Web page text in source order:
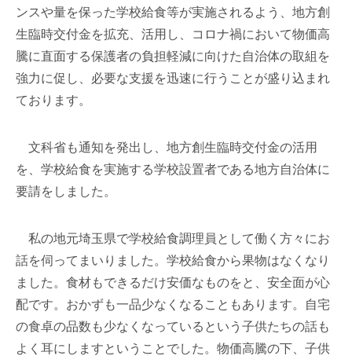
ンスや量を保った学校給食等が実施されるよう、地方創
生臨時交付金を拡充、活用し、コロナ禍において物価高
騰に直面する保護者の負担軽減に向けた自治体の取組を
強力に促し、必要な支援を迅速に行うことが盛り込まれ
ております。
文科省も通知を発出し、地方創生臨時交付金の活用
を、学校給食を実施する学校設置者である地方自治体に
要請をしました。
私の地元埼玉県で学校給食調理員として働く方々にお
話を伺ってまいりました。学校給食から果物はなくなり
ました。食材もできるだけ安価なものをと、安全面が心
配です。おかずも一品少なくなることもあります。自宅
の食卓の品数も少なくなっているという子供たちの話も
よく耳にしますということでした。物価高騰の下、子供